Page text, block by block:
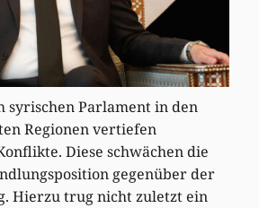
syrischen Parlament in den
Regionen vertiefen
Diese schwächen die
gegenüber der
Hierzu trug nicht zuletzt ein